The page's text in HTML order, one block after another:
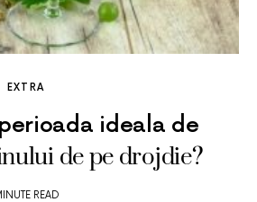
EXTRA
ideala de
de pe drojdie?
READ